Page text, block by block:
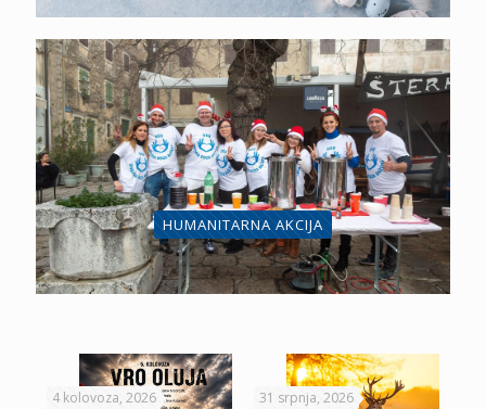
HUMANITARNA AKCIJA
4 kolovoza, 2026 31 srpnja, 2026